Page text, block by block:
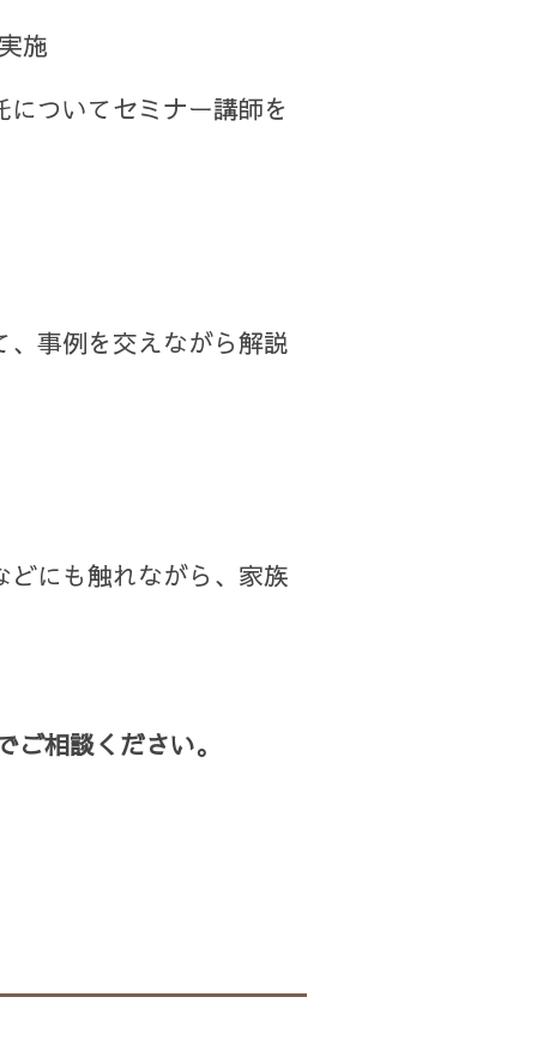
施
ついてセミナー講師を
事例を交えながら解説
にも触れながら、家族
相談ください。